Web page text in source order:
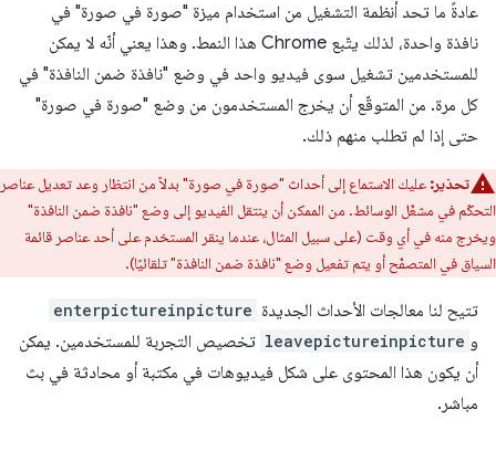
عادةً ما تحد أنظمة التشغيل من استخدام ميزة "صورة في صورة" في
نافذة واحدة، لذلك يتّبع Chrome هذا النمط. وهذا يعني أنّه لا يمكن
للمستخدمين تشغيل سوى فيديو واحد في وضع "نافذة ضمن النافذة" في
كل مرة. من المتوقّع أن يخرج المستخدمون من وضع "صورة في صورة"
حتى إذا لم تطلب منهم ذلك.
تحذير: عليك الاستماع إلى أحداث "صورة في صورة" بدلاً من انتظار وعد تعديل عناصر
التحكّم في مشغّل الوسائط. من الممكن أن ينتقل الفيديو إلى وضع "نافذة ضمن النافذة"
ويخرج منه في أي وقت (على سبيل المثال، عندما ينقر المستخدم على أحد عناصر قائمة
السياق في المتصفّح أو يتم تفعيل وضع "نافذة ضمن النافذة" تلقائيًا).
تتيح لنا معالجات الأحداث الجديدة enterpictureinpicture
و leavepictureinpicture تخصيص التجربة للمستخدمين. يمكن
أن يكون هذا المحتوى على شكل فيديوهات في مكتبة أو محادثة في بث
مباشر.